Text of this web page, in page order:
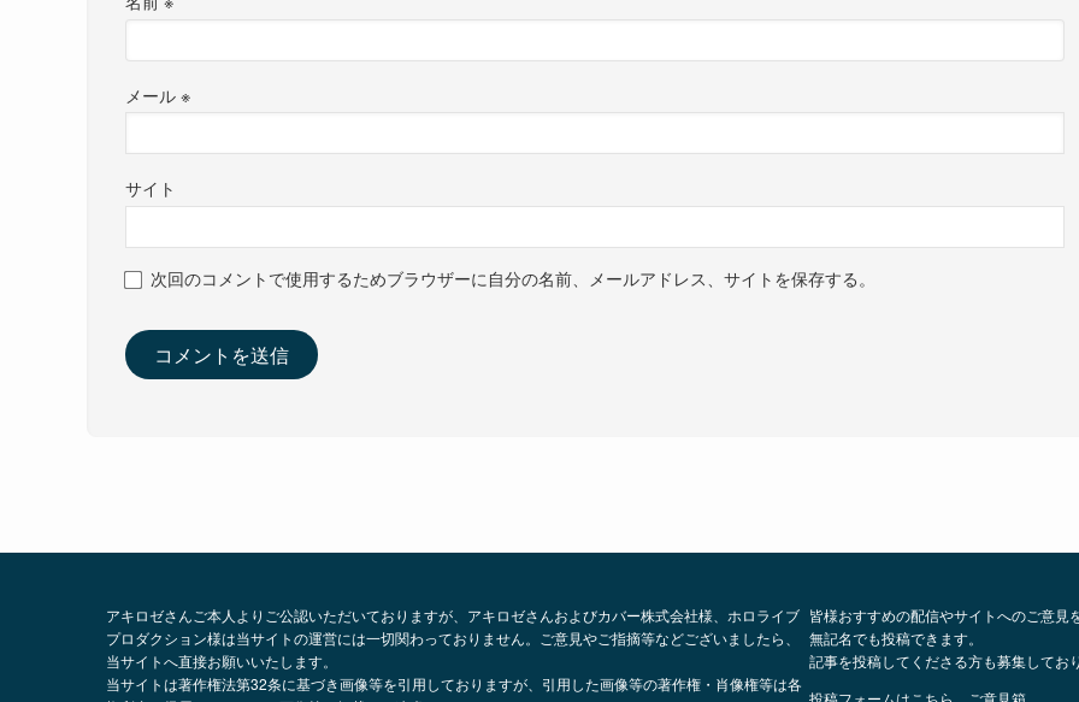
メール※
サイト
次回のコメントで使用するためブラウザーに自分の名前、メールアドレス、サイトを保存する。
アキロゼさんご本人よりご公認いただいておりますが、アキロゼさんおよびカバー株式会社様、ホロライブ
プロダクション様は当サイトの運営には一切関わっておりません。ご意見やご指摘等などございましたら、
当サイトへ直接お願いいたします。
当サイトは著作権法第32条に基づき画像等を引用しておりますが、引用した画像等の著作権・肖像権等は各
皆様おすすめの配信やサイトへのご意見
無記名でも投稿できます。
記事を投稿してくださる方も募集してお